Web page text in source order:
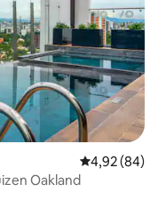
Gemiddelde
4,92 (84)
Oakland